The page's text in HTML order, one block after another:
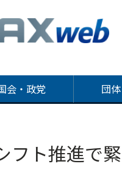
会・政党 団
フト推進